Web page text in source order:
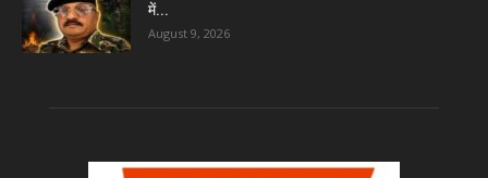
में...
August 9, 2026